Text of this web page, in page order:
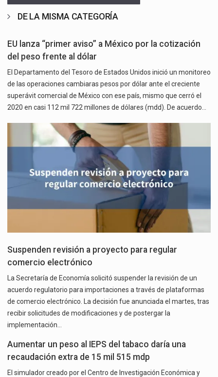
DE LA MISMA CATEGORÍA
EU lanza “primer aviso” a México por la cotización
del peso frente al dólar
El Departamento del Tesoro de Estados Unidos inició un monitoreo
de las operaciones cambiaras pesos por dólar ante el creciente
superávit comercial de México con ese país, mismo que cerró el
2020 en casi 112 mil 722 millones de dólares (mdd). De acuerdo…
Suspenden revisión a proyecto para regular
comercio electrónico
La Secretaría de Economía solicitó suspender la revisión de un
acuerdo regulatorio para importaciones a través de plataformas
de comercio electrónico. La decisión fue anunciada el martes, tras
recibir solicitudes de modificaciones y de postergar la
implementación…
Aumentar un peso al IEPS del tabaco daría una
recaudación extra de 15 mil 515 mdp
El simulador creado por el Centro de Investigación Económica y